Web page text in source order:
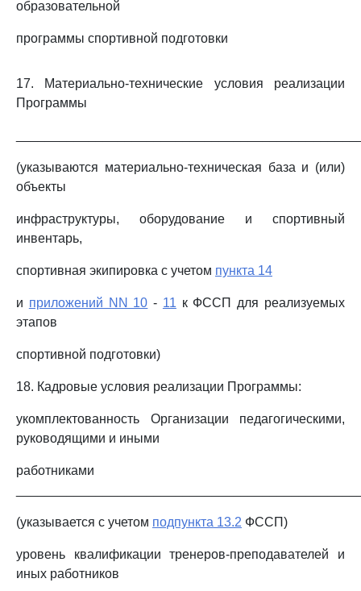
образовательной
программы спортивной подготовки
17. Материально-технические условия реализации
Программы
(указываются материально-техническая база и (или)
объекты
инфраструктуры, оборудование и спортивный
инвентарь,
спортивная экипировка с учетом пункта 14
и приложений NN 10 - 11 к ФССП для реализуемых
этапов
спортивной подготовки)
18. Кадровые условия реализации Программы:
укомплектованность Организации педагогическими,
руководящими и иными
работниками
(указывается с учетом подпункта 13.2 ФССП)
уровень квалификации тренеров-преподавателей и
иных работников